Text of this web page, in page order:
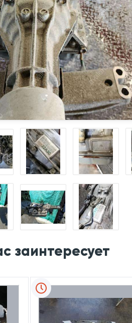
заинтересует